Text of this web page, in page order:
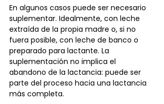
En algunos casos puede ser necesario
suplementar. Idealmente, con leche
extraída de la propia madre o, si no
fuera posible, con leche de banco o
preparado para lactante. La
suplementación no implica el
abandono de la lactancia: puede ser
parte del proceso hacia una lactancia
más completa.